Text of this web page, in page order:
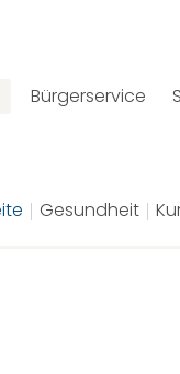
Bürgerservice
Gesundheit